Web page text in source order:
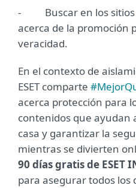
- Buscar en los sitios
acerca de la promoción
veracidad.
En el contexto de
ESET comparte
acerca protección para
contenidos que ayudan
casa y garantizar la
mientras se divierten
90 días gratis de ESET
para asegurar todos los